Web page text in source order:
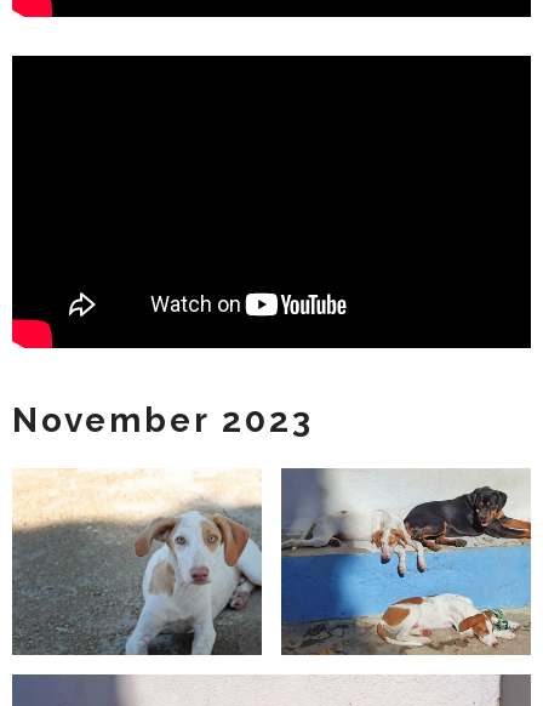
November 2023